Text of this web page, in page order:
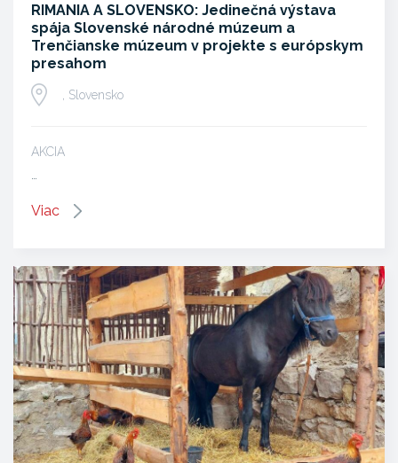
RIMANIA A SLOVENSKO: Jedinečná výstava
spája Slovenské národné múzeum a
Trenčianske múzeum v projekte s európskym
presahom
, Slovensko
AKCIA
Viac